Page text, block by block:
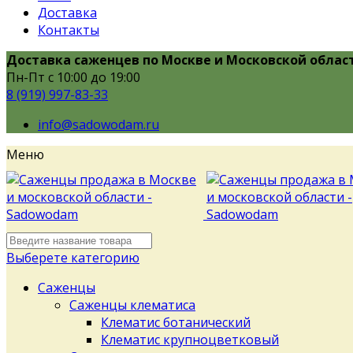
Доставка
Контакты
Доставка саженцев по Москве и Московской
Пн-Пт с 10:00 до 19:00
8 (919) 997-83-33
info@sadowodam.ru
Меню
Выберете категорию
Саженцы
Саженцы клематиса
Клематис ботанический
Клематис крупноцветковый